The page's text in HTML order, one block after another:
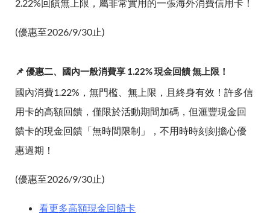
2.22%回饋無上限，屬非常實用的一張海外消費信用卡！
(優惠至2026/9/30止)
📌 優惠二、國內一般消費享 1.22% 現金回饋 無上限！
國內消費1.22%，無門檻、無上限，且終身有效！許多信
用卡的高額回饋，僅限於活動期間加碼，但滙豐現金回
饋卡的現金回饋「無時間限制」，不用時時刻刻擔心優
惠過期！
(優惠至2026/9/30止)
看更多高額現金回饋卡